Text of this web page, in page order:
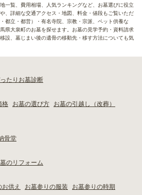
一覧、費用相場、人気ランキングなど、お墓選びに役立
、詳細な交通アクセス・地図、料金・値段もご覧いただ
都立・都営）・有名寺院、宗教・宗派、ペット供養な
県大泉町のお墓を探せます。お墓の見学予約・資料請求
設、墓じまい後の遺骨の移動先・移す方法についても気
たりお墓診断
格 お墓の選び方
お墓の引越し（改葬）
骨堂
のリフォーム
供え お墓参りの服装
お墓参りの時期